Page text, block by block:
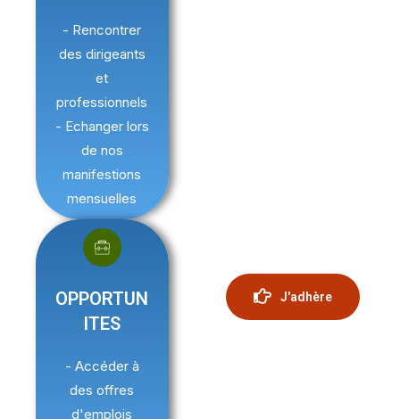
- Rencontrer
des dirigeants
et
professionnels
- Echanger lors
de nos
manifestions
mensuelles
OPPORTUN
ITES
- Accéder à
des offres
d'emplois
J'adhère